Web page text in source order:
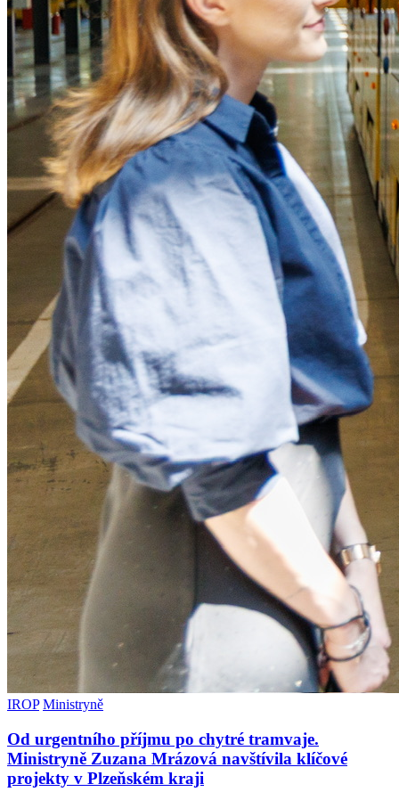
IROP Ministryně
Od urgentního příjmu po chytré tramvaje.
Ministryně Zuzana Mrázová navštívila klíčové
projekty v Plzeňském kraji